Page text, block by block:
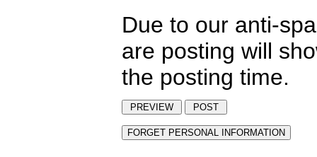
Due to our anti-
are posting will
the posting time.